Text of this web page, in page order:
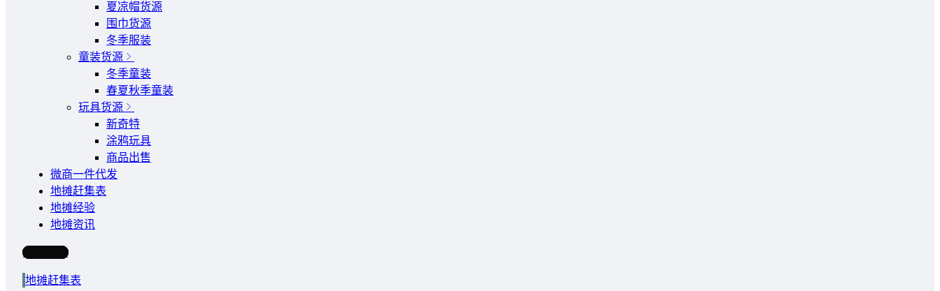
夏凉帽货源
围巾货源
冬季服装
童装货源
冬季童装
春夏秋季童装
玩具货源
新奇特
涂鸦玩具
商品出售
微商一件代发
地摊赶集表
地摊经验
地摊资讯
写文章
地摊赶集表